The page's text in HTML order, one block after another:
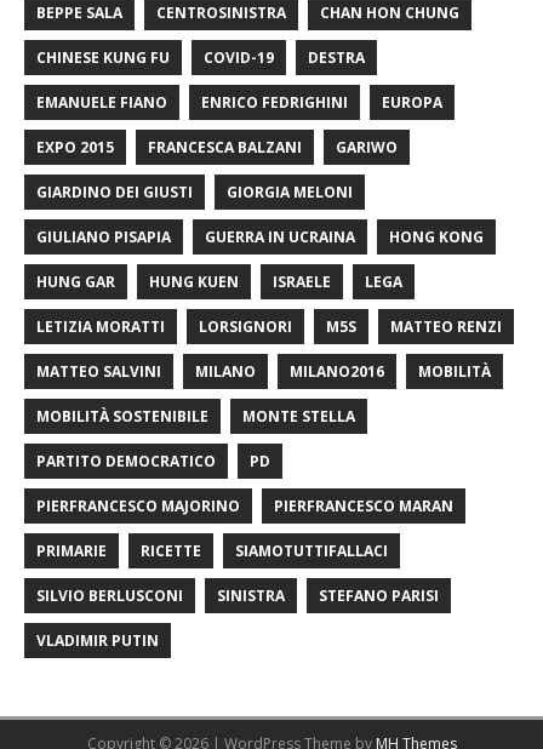
BEPPE SALA CENTROSINISTRA CHAN HON CHUNG
CHINESE KUNG FU COVID-19 DESTRA
EMANUELE FIANO ENRICO FEDRIGHINI EUROPA
EXPO 2015 FRANCESCA BALZANI GARIWO
GIARDINO DEI GIUSTI GIORGIA MELONI
GIULIANO PISAPIA GUERRA IN UCRAINA HONG KONG
HUNG GAR HUNG KUEN ISRAELE LEGA
LETIZIA MORATTI LORSIGNORI M5S MATTEO RENZI
MATTEO SALVINI MILANO MILANO2016 MOBILITÀ
MOBILITÀ SOSTENIBILE MONTE STELLA
PARTITO DEMOCRATICO PD
PIERFRANCESCO MAJORINO PIERFRANCESCO MARAN
PRIMARIE RICETTE SIAMOTUTTIFALLACI
SILVIO BERLUSCONI SINISTRA STEFANO PARISI
VLADIMIR PUTIN
Copyright © 2026 | WordPress Theme by MH Themes